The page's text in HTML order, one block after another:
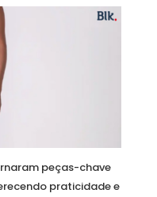
peças-chave
praticidade e